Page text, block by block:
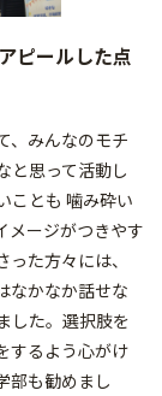
ピールした点
、みんなのモチ
と思って活動し
ことも 噛み砕い
メージがつきやす
た方々には、
なかなか話せな
した。選択肢を
するよう心がけ
部も勧めまし